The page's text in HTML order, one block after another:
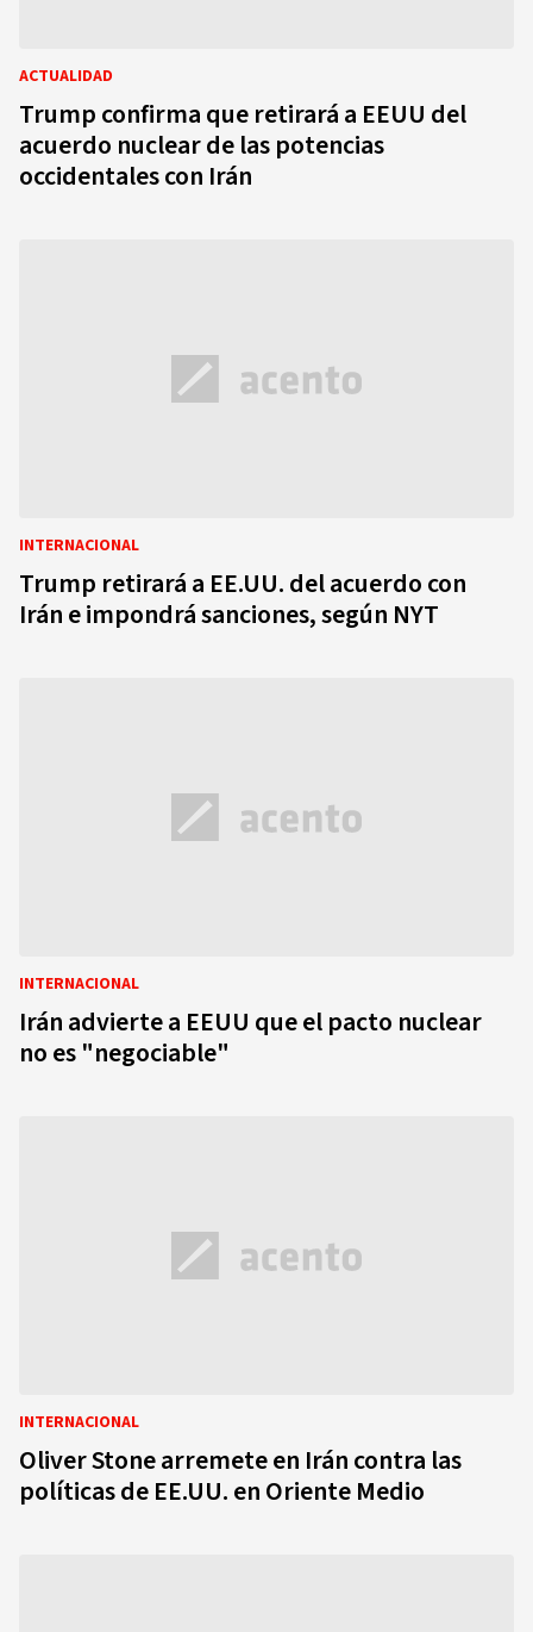
ACTUALIDAD
Trump confirma que retirará a EEUU del
acuerdo nuclear de las potencias
occidentales con Irán
INTERNACIONAL
Trump retirará a EE.UU. del acuerdo con
Irán e impondrá sanciones, según NYT
INTERNACIONAL
Irán advierte a EEUU que el pacto nuclear
no es "negociable"
INTERNACIONAL
Oliver Stone arremete en Irán contra las
políticas de EE.UU. en Oriente Medio